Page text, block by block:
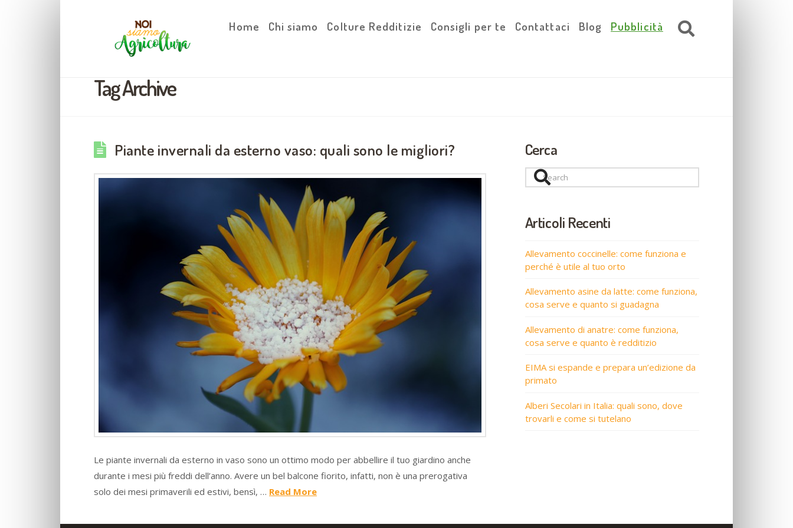
Home Chi siamo Colture Redditizie Consigli per te Contattaci Blog Pubblicità
Tag Archive
Piante invernali da esterno vaso: quali sono le migliori?
Le piante invernali da esterno in vaso sono un ottimo modo per abbellire il tuo giardino anche
durante i mesi più freddi dell’anno. Avere un bel balcone fiorito, infatti, non è una prerogativa
solo dei mesi primaverili ed estivi, bensì, … Read More
Cerca
Search
Articoli Recenti
Allevamento coccinelle: come funziona e
perché è utile al tuo orto
Allevamento asine da latte: come funziona,
cosa serve e quanto si guadagna
Allevamento di anatre: come funziona,
cosa serve e quanto è redditizio
EIMA si espande e prepara un’edizione da
primato
Alberi Secolari in Italia: quali sono, dove
trovarli e come si tutelano